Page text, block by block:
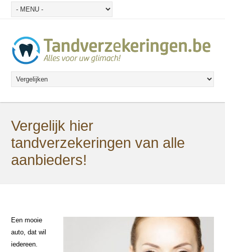
Vergelijk hier
tandverzekeringen van alle
aanbieders!
Een mooie
auto, dat wil
iedereen.